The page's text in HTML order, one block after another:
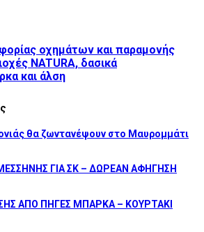
οχημάτων και παραμονής
NATURA, δασικά
και άλση
θα ζωντανέψουν στο Μαυρομμάτι
ΓΙΑ ΣΚ – ΔΩΡΕΑΝ ΑΦΗΓΗΣΗ
ΑΠΟ ΠΗΓΕΣ ΜΠΑΡΚΑ – ΚΟΥΡΤΑΚΙ